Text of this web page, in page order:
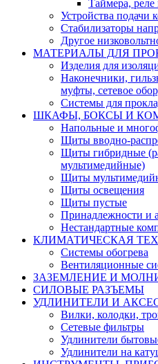
Таймера, реле
Устройства подачи
Стабилизаторы
Другое
МАТЕРИАЛЫ ДЛЯ
Изделия для
Наконечники,
муфты, cетевое
Системы для
ШКАФЫ, БОКСЫ И
Напольные и
Щиты вводно-
Щиты гибридные
мультимедийные)
Щиты
Щиты освещения
Щиты пустые
Принадлежности и
Нестандартные
КЛИМАТИЧЕСКАЯ
Системы обогрева
Вентиляционные
ЗАЗЕМЛЕНИЕ И
СИЛОВЫЕ РАЗЪЕМЫ
УДЛИНИТЕЛИ И
Вилки, колодки,
Сетевые фильтры
Удлинители
Удлинители на